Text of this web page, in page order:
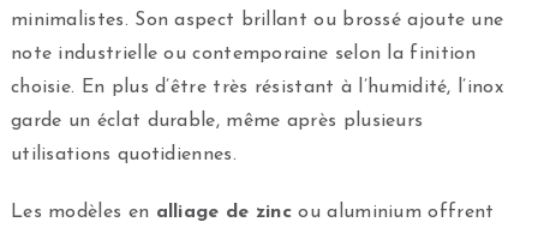
minimalistes. Son aspect brillant ou brossé ajoute une
note industrielle ou contemporaine selon la finition
choisie. En plus d’être très résistant à l’humidité, l’inox
garde un éclat durable, même après plusieurs
utilisations quotidiennes.
Les modèles en alliage de zinc ou aluminium offrent